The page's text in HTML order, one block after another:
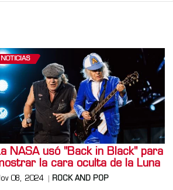
NOTICIAS
NASA usó "Back in Black" para
la cara oculta de la Luna
08, 2024 ROCK AND POP